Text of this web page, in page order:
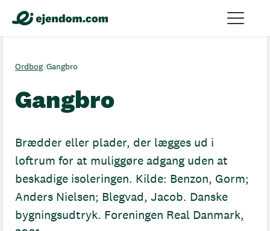
Ordbog/Gangbro
Gangbro
Brædder eller plader, der lægges ud i
loftrum for at muliggøre adgang uden at
beskadige isoleringen. Kilde: Benzon, Gorm;
Anders Nielsen; Blegvad, Jacob. Danske
bygningsudtryk. Foreningen Real Danmark,